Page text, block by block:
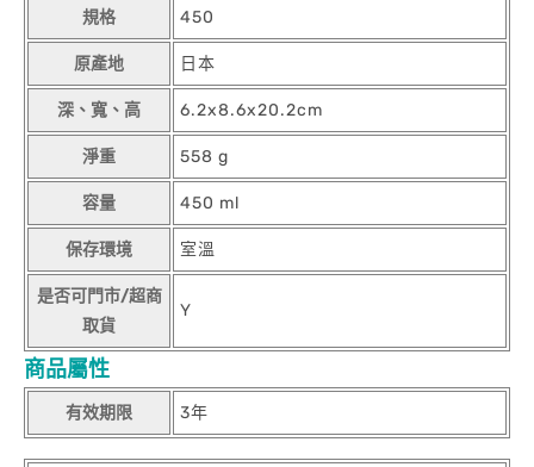
規格 450
原產地 日本
深、寬、高 6.2x8.6x20.2cm
淨重 558 g
容量 450 ml
保存環境 室溫
是否可門市/超商
取貨
Y
商品屬性
有效期限 3年